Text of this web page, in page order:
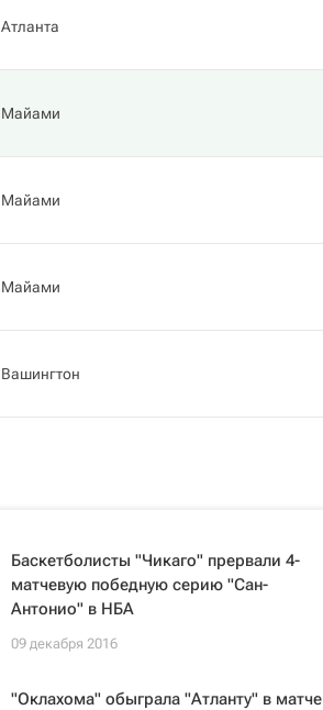
Атланта
Майами
Майами
Майами
Вашингтон
Баскетболисты "Чикаго" прервали 4-
матчевую победную серию "Сан-
Антонио" в НБА
09 декабря 2016
"Оклахома" обыграла "Атланту" в матче